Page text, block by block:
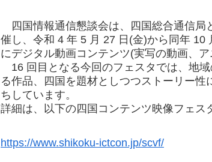
四国情報通信懇談会は、四国総合通信局
催し、令和 4 年 5 月 27 日(金)から同年
にデジタル動画コンテンツ(実写の動画、
16 回目となる今回のフェスタでは、地
る作品、四国を題材としつつストーリー
ちしています。
詳細は、以下の四国コンテンツ映像フェス
https://www.shikoku-ictcon.jp/scvf/